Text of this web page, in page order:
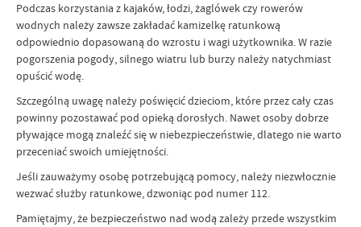
Podczas korzystania z kajaków, łodzi, żaglówek czy rowerów
wodnych należy zawsze zakładać kamizelkę ratunkową
odpowiednio dopasowaną do wzrostu i wagi użytkownika. W razie
pogorszenia pogody, silnego wiatru lub burzy należy natychmiast
opuścić wodę.
Szczególną uwagę należy poświęcić dzieciom, które przez cały czas
powinny pozostawać pod opieką dorosłych. Nawet osoby dobrze
pływające mogą znaleźć się w niebezpieczeństwie, dlatego nie warto
przeceniać swoich umiejętności.
Jeśli zauważymy osobę potrzebującą pomocy, należy niezwłocznie
wezwać służby ratunkowe, dzwoniąc pod numer 112.
Pamiętajmy, że bezpieczeństwo nad wodą zależy przede wszystkim